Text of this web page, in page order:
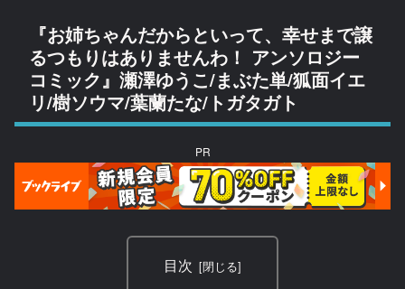
『お姉ちゃんだからといって、幸せまで譲
るつもりはありませんわ！ アンソロジー
コミック』瀬澤ゆうこ/まぶた単/狐面イエ
リ/樹ソウマ/葉蘭たな/トガタガト
PR
目次